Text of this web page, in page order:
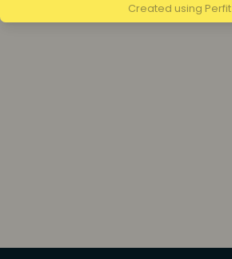
Created using Perfit